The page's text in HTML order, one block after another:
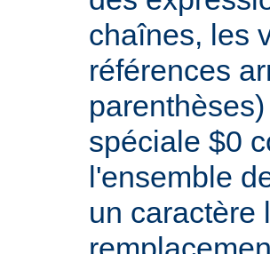
chaînes, les
références
spéciale $0
l'ensemble
un caractère